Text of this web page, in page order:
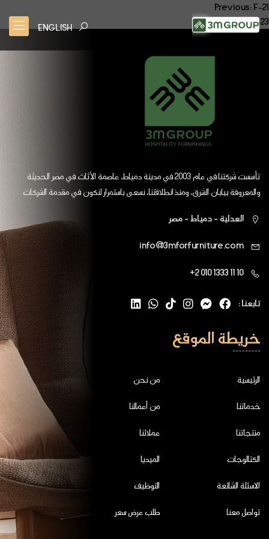
ENGLISH
تصفّح
المقالات
Previous:F-21
Next: F-23
تأسست شركتنا في عام 2003 في مدينة دمياط، عاصمة الأثاث في مصر الحديثة
والمعروفة بيابان الشرق، ومنذ انطلاقتنا، نسعى باستمرار لنكون في مقدمة الشركات
العدلية - دمياط - مصر
info@3mforfurniture.com
+2 010 1333 11 10
تابعنا :
خريطة الموقع
الرئيسية من نحن
خدماتنا من أعمالنا
منتجاتنا عملائنا
الكتالوجات الميديا
الاسئلة الشائعة التوظيف
تواصل معنا طلب عرض سعر